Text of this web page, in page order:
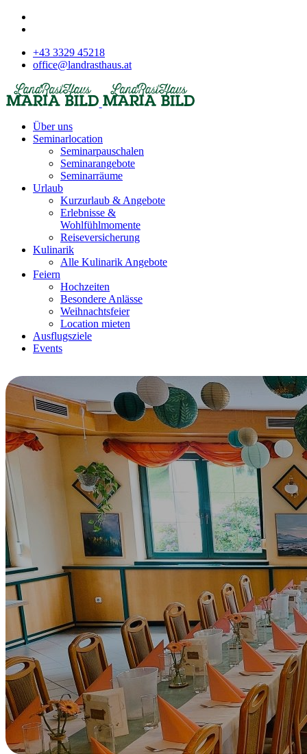
+43 3329 45218
office@landrasthaus.at
Über uns
Seminarlocation
Seminarpauschalen
Seminarangebote
Seminarräume
Urlaub
Kurzurlaub & Angebote
Erlebnisse &
Wohlfühlmomente
Reiseversicherung
Kulinarik
Alle Kulinarik Angebote
Feiern
Hochzeiten
Besondere Anlässe
Weihnachtsfeier
Location mieten
Ausflugsziele
Events
Hochzeit feiern im LandRastHaus